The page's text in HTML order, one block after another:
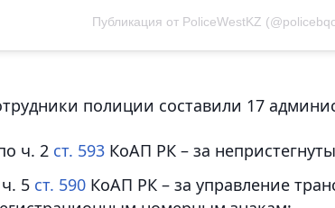
Публикация от PoliceWestKZ
полиции составили 17
ч. 2 ст. 593 КоАП РК – за
5 ст. 590 КоАП РК – за управление